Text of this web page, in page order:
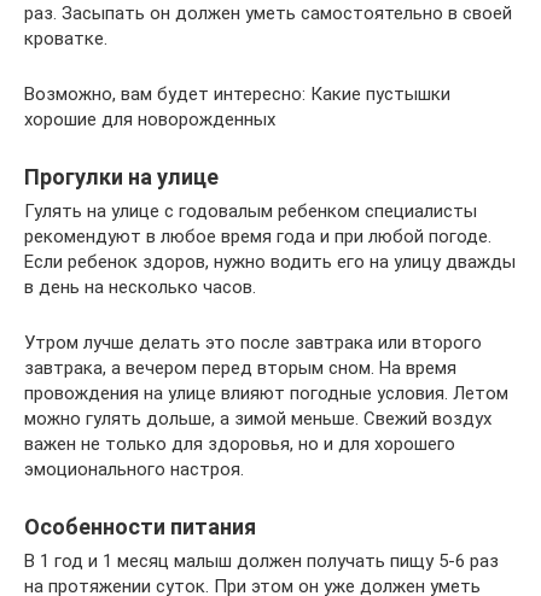
раз. Засыпать он должен уметь самостоятельно в своей
кроватке.
Возможно, вам будет интересно: Какие пустышки
хорошие для новорожденных
Прогулки на улице
Гулять на улице с годовалым ребенком специалисты
рекомендуют в любое время года и при любой погоде.
Если ребенок здоров, нужно водить его на улицу дважды
в день на несколько часов.
Утром лучше делать это после завтрака или второго
завтрака, а вечером перед вторым сном. На время
провождения на улице влияют погодные условия. Летом
можно гулять дольше, а зимой меньше. Свежий воздух
важен не только для здоровья, но и для хорошего
эмоционального настроя.
Особенности питания
В 1 год и 1 месяц малыш должен получать пищу 5-6 раз
на протяжении суток. При этом он уже должен уметь